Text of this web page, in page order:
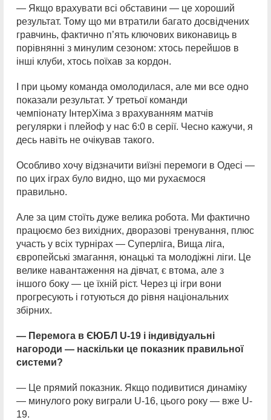
— Якщо врахувати всі обставини — це хороший
результат. Тому що ми втратили багато досвідчених
гравчинь, фактично п’ять ключових виконавиць в
порівнянні з минулим сезоном: хтось перейшов в
інші клуби, хтось поїхав за кордон.
І при цьому команда омолодилася, але ми все одно
показали результат. У третьої команди
чемпіонату ІнтерХіма з врахуванням матчів
регулярки і плейоф у нас 6:0 в серії. Чесно кажучи, я
десь навіть не очікував такого.
Особливо хочу відзначити виїзні перемоги в Одесі —
по цих іграх було видно, що ми рухаємося
правильно.
Але за цим стоїть дуже велика робота. Ми фактично
працюємо без вихідних, дворазові тренування, плюс
участь у всіх турнірах — Суперліга, Вища ліга,
європейські змагання, юнацькі та молодіжні ліги. Це
велике навантаження на дівчат, є втома, але з
іншого боку — це їхній ріст. Через ці ігри вони
прогресують і готуються до рівня національних
збірних.
— Перемога в ЄЮБЛ U-19 і індивідуальні
нагороди — наскільки це показник правильної
системи?
— Це прямий показник. Якщо подивитися динаміку
— минулого року виграли U-16, цього року — вже U-
19.